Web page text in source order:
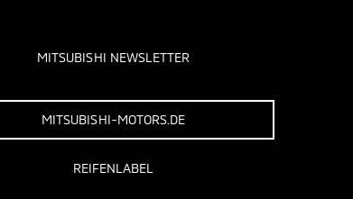
MITSUBISHI NEWSLETTER
MITSUBISHI-MOTORS.DE
REIFENLABEL